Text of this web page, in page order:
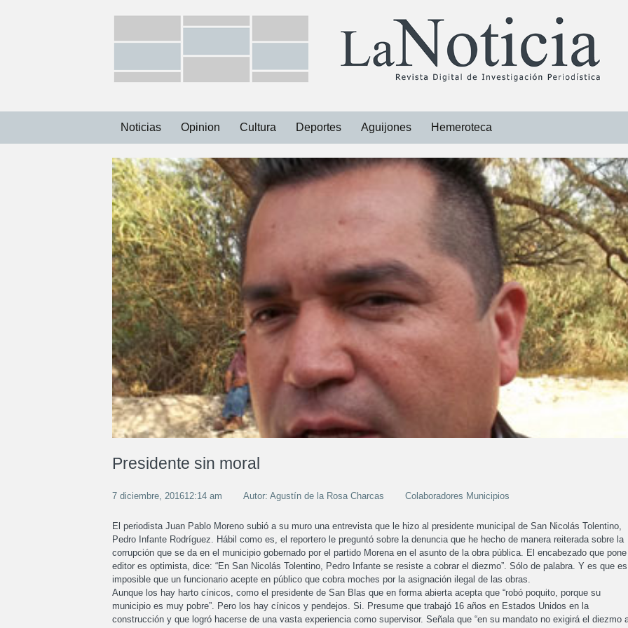
Noticias
Capital
Municipios
Opinion Cultura Deportes Aguijones Hemeroteca
Libros
Revistas
Presidente sin moral
7 diciembre, 201612:14 am Autor: Agustín de la Rosa Charcas Colaboradores Municipios
El periodista Juan Pablo Moreno subió a su muro una entrevista que le hizo al presidente municipal de San Nicolás Tolentino,
Pedro Infante Rodríguez. Hábil como es, el reportero le preguntó sobre la denuncia que he hecho de manera reiterada sobre la
corrupción que se da en el municipio gobernado por el partido Morena en el asunto de la obra pública. El encabezado que
editor es optimista, dice: “En San Nicolás Tolentino, Pedro Infante se resiste a cobrar el diezmo”. Sólo de palabra. Y es que es
imposible que un funcionario acepte en público que cobra moches por la asignación ilegal de las obras.
Aunque los hay harto cínicos, como el presidente de San Blas que en forma abierta acepta que “robó poquito, porque su
municipio es muy pobre”. Pero los hay cínicos y pendejos. Si. Presume que trabajó 16 años en Estados Unidos en la
construcción y que logró hacerse de una vasta experiencia como supervisor. Señala que “en su mandato no exigirá el diezmo